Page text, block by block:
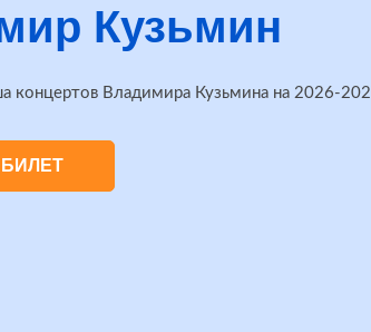
Кузьмин
концертов Владимира Кузьмина на 2026-